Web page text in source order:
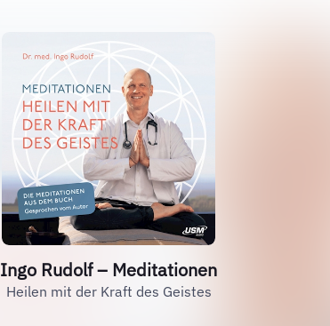
Ingo Rudolf – Meditationen
Heilen mit der Kraft des Geistes